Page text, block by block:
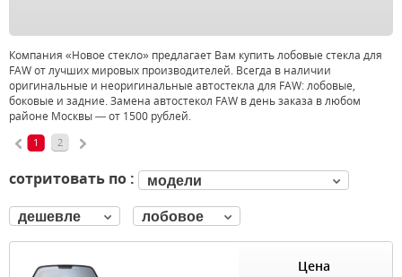
Компания «Новое стекло» предлагает Вам купить лобовые стекла для
FAW от лучших мировых производителей. Всегда в наличии
оригинальные и неоригинальные автостекла для FAW: лобовые,
боковые и задние. Замена автостекол FAW в день заказа в любом
районе Москвы — от 1500 рублей.
1 2
сотритовать по : модели
дешевле лобовое
Цена